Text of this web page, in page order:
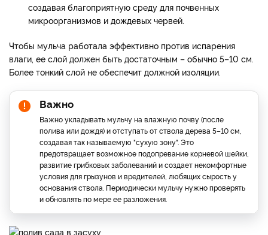
создавая благоприятную среду для почвенных
микроорганизмов и дождевых червей.
Чтобы мульча работала эффективно против испарения
влаги, ее слой должен быть достаточным – обычно 5–10 см.
Более тонкий слой не обеспечит должной изоляции.
Важно
Важно укладывать мульчу на влажную почву (после
полива или дождя) и отступать от ствола дерева 5–10 см,
создавая так называемую "сухую зону". Это
предотвращает возможное подопревание корневой шейки,
развитие грибковых заболеваний и создает некомфортные
условия для грызунов и вредителей, любящих сырость у
основания ствола. Периодически мульчу нужно проверять
и обновлять по мере ее разложения.